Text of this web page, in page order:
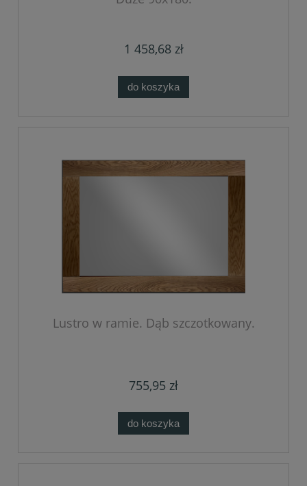
1 458,68 zł
do koszyka
Lustro w ramie. Dąb szczotkowany.
755,95 zł
do koszyka